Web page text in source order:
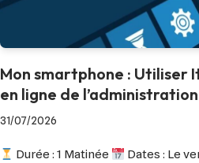
Mon smartphone : Utiliser
en ligne de
31/07/2026
Durée : 1 Matinée
Dates : Le